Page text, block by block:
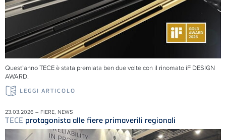
Quest’anno TECE è stata premiata ben due volte con il rinomato iF DESIGN
AWARD.
LEGGI ARTICOLO
23.03.2026 – FIERE, NEWS
TECE protagonista alle fiere primaverili regionali